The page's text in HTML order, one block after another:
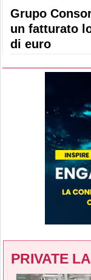
Grupo
un fatturato
di euro
PRIVATE